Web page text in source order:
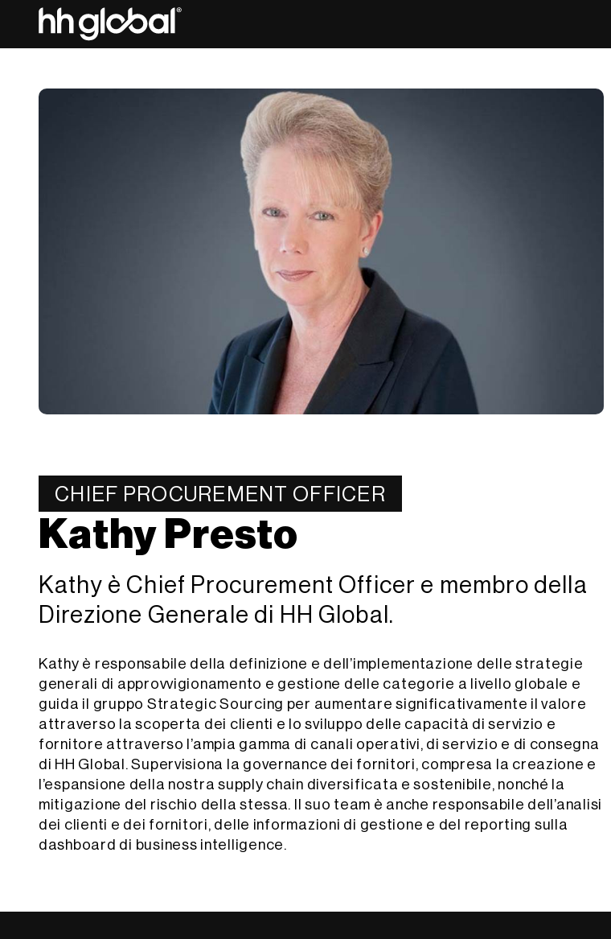
CHIEF PROCUREMENT OFFICER
Kathy Presto
Kathy è Chief Procurement Officer e membro della
Direzione Generale di HH Global.
Kathy è responsabile della definizione e dell’implementazione delle strategie
generali di approvvigionamento e gestione delle categorie a livello globale e
guida il gruppo Strategic Sourcing per aumentare significativamente il valore
attraverso la scoperta dei clienti e lo sviluppo delle capacità di servizio e
fornitore attraverso l’ampia gamma di canali operativi, di servizio e di consegna
di HH Global. Supervisiona la governance dei fornitori, compresa la creazione e
l’espansione della nostra supply chain diversificata e sostenibile, nonché la
mitigazione del rischio della stessa. Il suo team è anche responsabile dell’analisi
dei clienti e dei fornitori, delle informazioni di gestione e del reporting sulla
dashboard di business intelligence.